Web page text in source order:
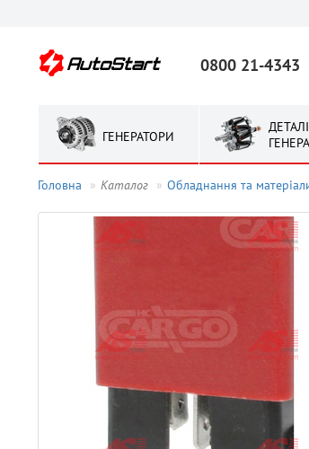
0800 21-4343
ГЕНЕРАТОРИ
ДЕТАЛІ
Головна Каталог Обладнання та